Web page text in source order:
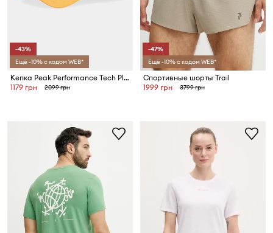
-43%
Ещё -10% с кодом WEB*
Кепка Peak Performance Tech Player
1179 грн
2099 грн
-47%
Ещё -10% с кодом WEB*
Спортивные шорты Trail
1999 грн
3799 грн